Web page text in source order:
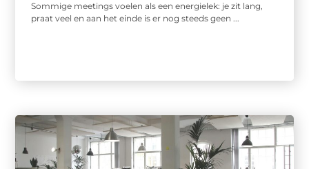
Sommige meetings voelen als een energielek: je zit lang,
praat veel en aan het einde is er nog steeds geen ...